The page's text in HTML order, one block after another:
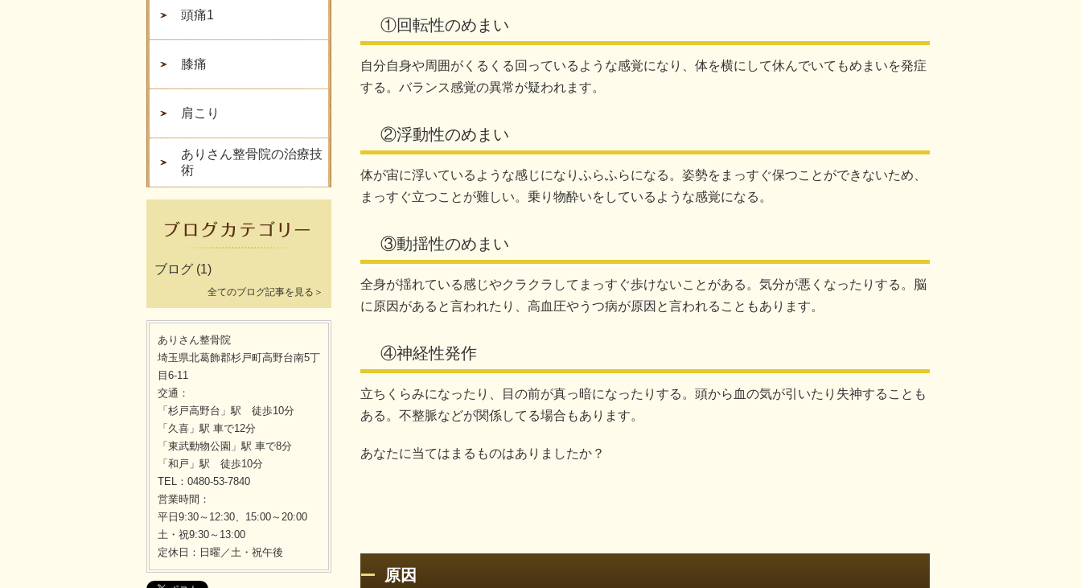
頭痛1
膝痛
肩こり
ありさん整骨院の治療技
術
ブログ (1)
全てのブログ記事を見る＞
ありさん整骨院
埼玉県北葛飾郡杉戸町高野台南5丁
目6-11
交通：
「杉戸高野台」駅 徒歩10分
「久喜」駅 車で12分
「東武動物公園」駅 車で8分
「和戸」駅 徒歩10分
TEL：0480-53-7840
営業時間：
平日9:30～12:30、15:00～20:00
土・祝9:30～13:00
定休日：日曜／土・祝午後
①回転性のめまい
自分自身や周囲がくるくる回っているような感覚になり、体を横にして休んでいてもめまいを発症
する。バランス感覚の異常が疑われます。
②浮動性のめまい
体が宙に浮いているような感じになりふらふらになる。姿勢をまっすぐ保つことができないため、
まっすぐ立つことが難しい。乗り物酔いをしているような感覚になる。
③動揺性のめまい
全身が揺れている感じやクラクラしてまっすぐ歩けないことがある。気分が悪くなったりする。脳
に原因があると言われたり、高血圧やうつ病が原因と言われることもあります。
④神経性発作
立ちくらみになったり、目の前が真っ暗になったりする。頭から血の気が引いたり失神することも
ある。不整脈などが関係してる場合もあります。
あなたに当てはまるものはありましたか？
原因